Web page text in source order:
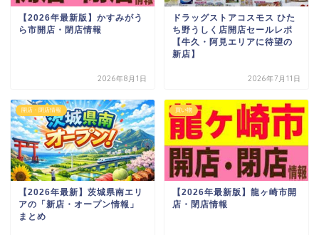
【2026年最新版】かすみがう
ら市開店・閉店情報
2026年8月1日
ドラッグストアコスモス ひた
ち野うしく店開店セールレポ
【牛久・阿見エリアに待望の
新店】
2026年7月11日
開店・閉店情報
【2026年最新】茨城県南エリ
アの「新店・オープン情報」
まとめ
買い物
【2026年最新版】龍ヶ崎市開
店・閉店情報